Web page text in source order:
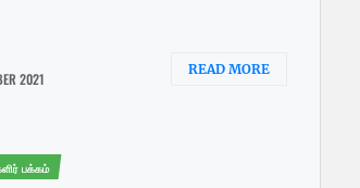
2021
READ MORE
பக்கம்